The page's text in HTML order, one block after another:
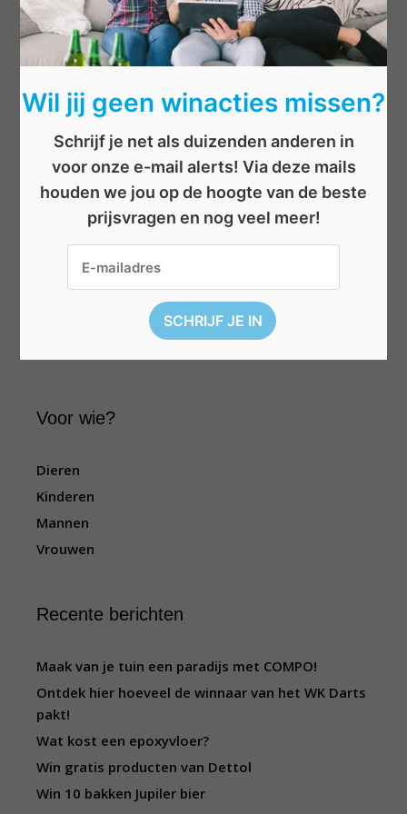
Beauty
Boeken
Elektronica
Eten/drinken
Geld
Kleding
Reizen
Televisie
Vouchers
Voor wie?
Dieren
Kinderen
Mannen
Vrouwen
Recente berichten
Maak van je tuin een paradijs met COMPO!
Ontdek hier hoeveel de winnaar van het WK Darts
pakt!
Wat kost een epoxyvloer?
Win gratis producten van Dettol
Win 10 bakken Jupiler bier
Wil jij geen winacties missen?
Schrijf je net als duizenden anderen in
voor onze e-mail alerts! Via deze mails
houden we jou op de hoogte van de beste
prijsvragen en nog veel meer!